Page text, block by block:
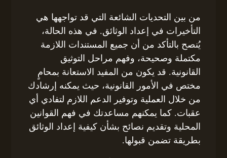
من بين التحديات الشائعة التي قد تواجهها هي
التأخيرات في إعداد الوثائق. في هذه الحالة،
يُنصح بالتأكد من أن جميع المستندات اللازمة
مكتملة وصحيحة، وفهم مراحل التوثيق
القانونية. قد يكون من المفيد الاستعانة بمحامٍ
مختص في الأمور القانونية، حيث يمكنه إرشادك
من خلال العملية وتوفير الدعم اللازم لتفادي أي
عقبات. كما يمكنهم مساعدتك في فهم القوانين
المحلية وتقديم نصائح بشأن كيفية إعداد الوثائق
بطريقة تضمن قبولها.